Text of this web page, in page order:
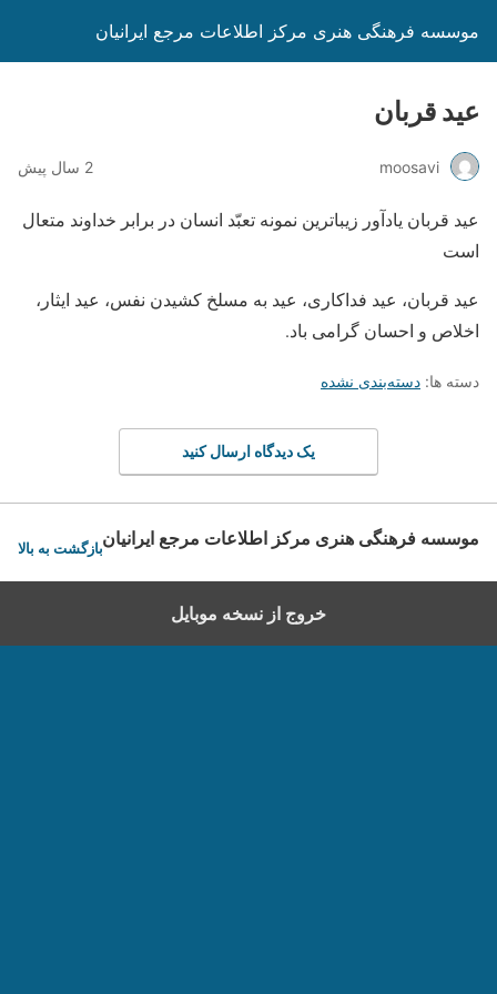
موسسه فرهنگی هنری مرکز اطلاعات مرجع ایرانیان
عید قربان
moosavi 2 سال پیش
عید قربان یادآور زیباترین نمونه تعبّد انسان در برابر خداوند متعال
است
عید قربان، عید فداکاری، عید به مسلخ کشیدن نفس، عید ایثار،
اخلاص و احسان گرامی باد.
دسته ها: دسته‌بندی نشده
یک دیدگاه ارسال کنید
موسسه فرهنگی هنری مرکز اطلاعات مرجع ایرانیانبازگشت به بالا
خروج از نسخه موبایل